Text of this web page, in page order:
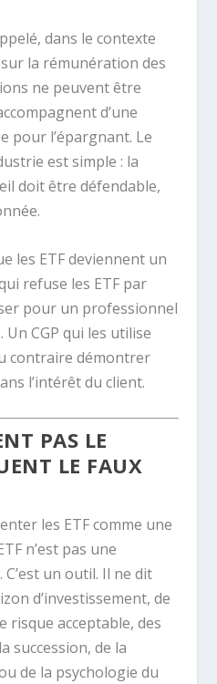
dans le contexte
sur la rémunération des
ne peuvent être
d’une
pour l’épargnant. Le
est simple : la
doit être défendable,
les ETF deviennent un
refuse les ETF par
pour un professionnel
Un CGP qui les utilise
contraire démontrer
l’intérêt du client.
PAS LE
LE FAUX
les ETF comme une
n’est pas une
un outil. Il ne dit
d’investissement, de
risque acceptable, des
succession, de la
de la psychologie du